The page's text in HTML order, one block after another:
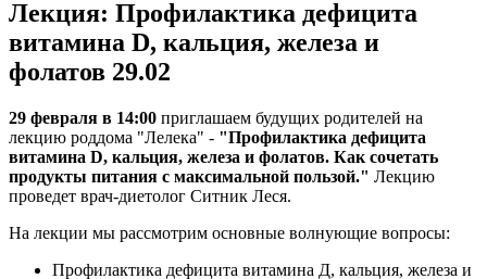
Лекция: Профилактика дефицита
витамина D, кальция, железа и
фолатов 29.02
29 февраля в 14:00 приглашаем будущих родителей на
лекцию роддома "Лелека" - "Профилактика дефицита
витамина D, кальция, железа и фолатов. Как сочетать
продукты питания с максимальной пользой." Лекцию
проведет врач-диетолог Ситник Леся.
На лекции мы рассмотрим основные волнующие вопросы:
Профилактика дефицита витамина Д, кальция, железа и